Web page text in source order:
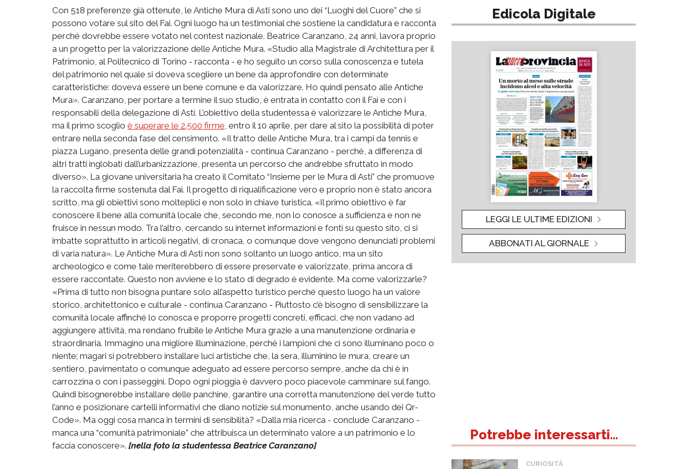
Con 518 preferenze già ottenute, le Antiche Mura di Asti sono uno dei “Luoghi del Cuore” che si
possono votare sul sito del Fai. Ogni luogo ha un testimonial che sostiene la candidatura e racconta
perché dovrebbe essere votato nel contest nazionale. Beatrice Caranzano, 24 anni, lavora proprio
a un progetto per la valorizzazione delle Antiche Mura. «Studio alla Magistrale di Architettura per il
Patrimonio, al Politecnico di Torino - racconta - e ho seguito un corso sulla conoscenza e tutela
del patrimonio nel quale si doveva scegliere un bene da approfondire con determinate
caratteristiche: doveva essere un bene comune e da valorizzare. Ho quindi pensato alle Antiche
Mura». Caranzano, per portare a termine il suo studio, è entrata in contatto con il Fai e con i
responsabili della delegazione di Asti. L’obiettivo della studentessa è valorizzare le Antiche Mura,
ma il primo scoglio è superare le 2.500 firme , entro il 10 aprile, per dare al sito la possibilità di poter
entrare nella seconda fase del censimento. «Il tratto delle Antiche Mura, tra i campi da tennis e
piazza Lugano, presenta delle grandi potenzialità - continua Caranzano - perché, a differenza di
altri tratti inglobati dall’urbanizzazione, presenta un percorso che andrebbe sfruttato in modo
diverso». La giovane universitaria ha creato il Comitato “Insieme per le Mura di Asti” che promuove
la raccolta firme sostenuta dal Fai. Il progetto di riqualificazione vero e proprio non è stato ancora
scritto, ma gli obiettivi sono molteplici e non solo in chiave turistica. «Il primo obiettivo è far
conoscere il bene alla comunità locale che, secondo me, non lo conosce a sufficienza e non ne
fruisce in nessun modo. Tra l’altro, cercando su internet informazioni e fonti su questo sito, ci si
imbatte soprattutto in articoli negativi, di cronaca, o comunque dove vengono denunciati problemi
di varia natura». Le Antiche Mura di Asti non sono soltanto un luogo antico, ma un sito
archeologico e come tale meriterebbero di essere preservate e valorizzate, prima ancora di
essere raccontate. Questo non avviene e lo stato di degrado è evidente. Ma come valorizzarle?
«Prima di tutto non bisogna puntare solo all’aspetto turistico perché questo luogo ha un valore
storico, architettonico e culturale - continua Caranzano - Piuttosto c’è bisogno di sensibilizzare la
comunità locale affinché lo conosca e proporre progetti concreti, efficaci, che non vadano ad
aggiungere attività, ma rendano fruibile le Antiche Mura grazie a una manutenzione ordinaria e
straordinaria. Immagino una migliore illuminazione, perché i lampioni che ci sono illuminano poco o
niente; magari si potrebbero installare luci artistiche che, la sera, illuminino le mura, creare un
sentiero, pavimentato o comunque adeguato ad essere percorso sempre, anche da chi è in
carrozzina o con i passeggini. Dopo ogni pioggia è davvero poco piacevole camminare sul fango.
Quindi bisognerebbe installare delle panchine, garantire una corretta manutenzione del verde tutto
l’anno e posizionare cartelli informativi che diano notizie sul monumento, anche usando dei Qr-
Code». Ma oggi cosa manca in termini di sensibilità? «Dalla mia ricerca - conclude Caranzano -
manca una “comunità patrimoniale” che attribuisca un determinato valore a un patrimonio e lo
faccia conoscere». [nella foto la studentessa Beatrice Caranzano]
Edicola Digitale
LEGGI LE ULTIME EDIZIONI
ABBONATI AL GIORNALE
Potrebbe interessarti...
CURIOSITÀ